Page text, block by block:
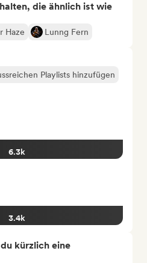
die ähnlich ist wie
Haze Lunng Fern
Playlists hinzufügen
6.3k
3.4k
kürzlich eine